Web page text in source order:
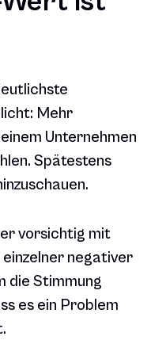
Mehr
Unternehmen
Spätestens
vorsichtig mit
einzelner negativer
die Stimmung
es ein Problem